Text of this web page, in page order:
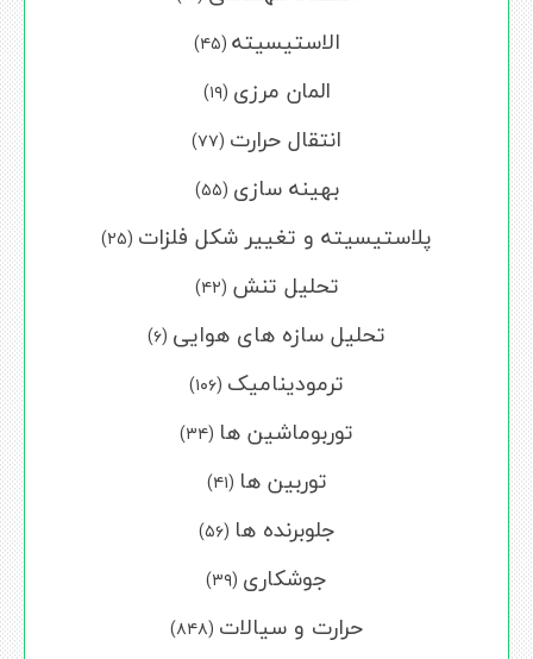
الاستیسیته (۴۵)
المان مرزی (۱۹)
انتقال حرارت (۷۷)
بهینه سازی (۵۵)
پلاستیسیته و تغییر شکل فلزات (۲۵)
تحلیل تنش (۴۲)
تحلیل سازه های هوایی (۶)
ترمودینامیک (۱۰۶)
توربوماشین ها (۳۴)
توربین ها (۴۱)
جلوبرنده ها (۵۶)
جوشکاری (۳۹)
حرارت و سیالات (۸۴۸)